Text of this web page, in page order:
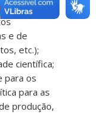
capacidade
e de
etc.);
científica;
para os
para as
produção,